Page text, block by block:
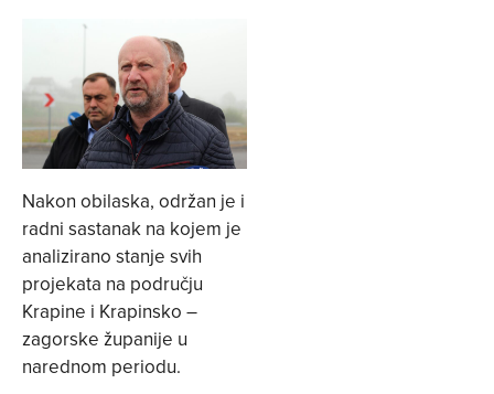
Nakon obilaska, održan je i
radni sastanak na kojem je
analizirano stanje svih
projekata na području
Krapine i Krapinsko –
zagorske županije u
narednom periodu.